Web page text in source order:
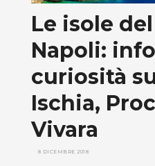
Le isole
Napoli:
curiosità
Ischia,
Vivara
8 DICEMBRE 2018